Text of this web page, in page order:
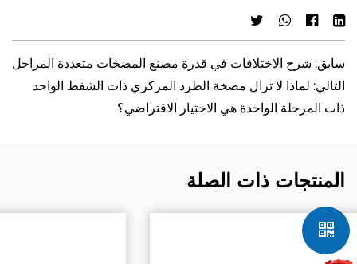
سابق: شرح الاختلافات في قدرة مصنع المضخات متعددة المراحل
التالي: لماذا لا تزال مضخة الطرد المركزي ذات الشفط الواحد
ذات المرحلة الواحدة هي الاختيار الافتراضي؟
المنتجات ذات الصلة